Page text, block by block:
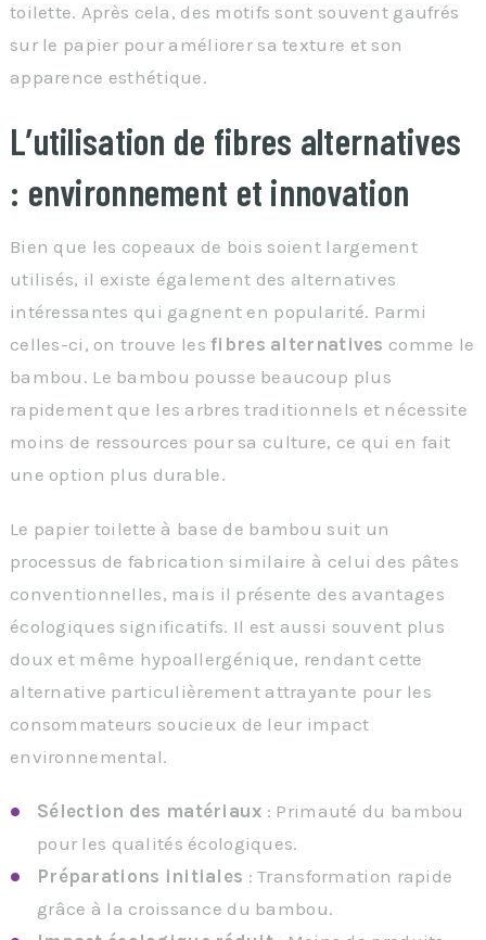
toilette. Après cela, des motifs sont souvent gaufrés
sur le papier pour améliorer sa texture et son
apparence esthétique.
L’utilisation de fibres alternatives
: environnement et innovation
Bien que les copeaux de bois soient largement
utilisés, il existe également des alternatives
intéressantes qui gagnent en popularité. Parmi
celles-ci, on trouve les fibres alternatives comme le
bambou. Le bambou pousse beaucoup plus
rapidement que les arbres traditionnels et nécessite
moins de ressources pour sa culture, ce qui en fait
une option plus durable.
Le papier toilette à base de bambou suit un
processus de fabrication similaire à celui des pâtes
conventionnelles, mais il présente des avantages
écologiques significatifs. Il est aussi souvent plus
doux et même hypoallergénique, rendant cette
alternative particulièrement attrayante pour les
consommateurs soucieux de leur impact
environnemental.
Sélection des matériaux : Primauté du bambou
pour les qualités écologiques.
Préparations initiales : Transformation rapide
grâce à la croissance du bambou.